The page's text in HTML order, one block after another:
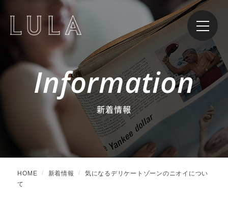
Information
新着情報
HOME 新着情報
気になるデリケートゾーンのニオイについ
て